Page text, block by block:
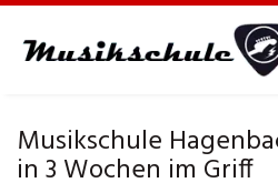
Musikschule
in 3 Wochen im Griff